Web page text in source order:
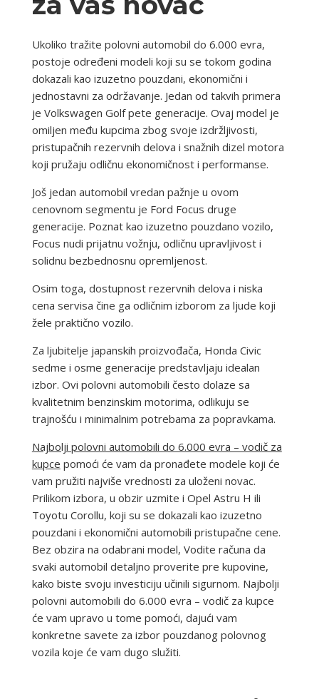
Ukoliko tražite polovni automobil do 6.000 evra,
postoje određeni modeli koji su se tokom godina
dokazali kao izuzetno pouzdani, ekonomični i
jednostavni za održavanje. Jedan od takvih primera
je Volkswagen Golf pete generacije. Ovaj model je
omiljen među kupcima zbog svoje izdržljivosti,
pristupačnih rezervnih delova i snažnih dizel motora
koji pružaju odličnu ekonomičnost i performanse.
Još jedan automobil vredan pažnje u ovom
cenovnom segmentu je Ford Focus druge
generacije. Poznat kao izuzetno pouzdano vozilo,
Focus nudi prijatnu vožnju, odličnu upravljivost i
solidnu bezbednosnu opremljenost.
Osim toga, dostupnost rezervnih delova i niska
cena servisa čine ga odličnim izborom za ljude koji
žele praktično vozilo.
Za ljubitelje japanskih proizvođača, Honda Civic
sedme i osme generacije predstavljaju idealan
izbor. Ovi polovni automobili često dolaze sa
kvalitetnim benzinskim motorima, odlikuju se
trajnošću i minimalnim potrebama za popravkama.
Najbolji polovni automobili do 6.000 evra – vodič za
kupce pomoći će vam da pronađete modele koji će
vam pružiti najviše vrednosti za uloženi novac.
Prilikom izbora, u obzir uzmite i Opel Astru H ili
Toyotu Corollu, koji su se dokazali kao izuzetno
pouzdani i ekonomični automobili pristupačne cene.
Bez obzira na odabrani model, Vodite računa da
svaki automobil detaljno proverite pre kupovine,
kako biste svoju investiciju učinili sigurnom. Najbolji
polovni automobili do 6.000 evra – vodič za kupce
će vam upravo u tome pomoći, dajući vam
konkretne savete za izbor pouzdanog polovnog
vozila koje će vam dugo služiti.